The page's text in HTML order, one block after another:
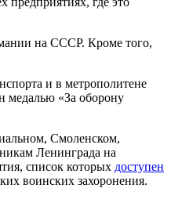
на СССР. Кроме того,
и в метрополитене
медалью «За оборону
Смоленском,
Ленинграда на
список которых доступен
воинских захоронения.